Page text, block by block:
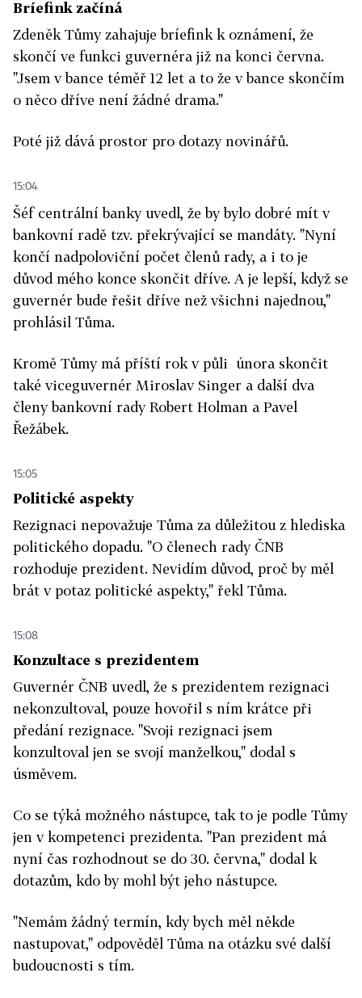
Bríefink začíná
Zdeněk Tůmy zahajuje bríefink k oznámení, že
skončí ve funkci guvernéra již na konci června.
"Jsem v bance téměř 12 let a to že v bance skončím
o něco dříve není žádné drama."
Poté již dává prostor pro dotazy novinářů.
15:04
Šéf centrální banky uvedl, že by bylo dobré mít v
bankovní radě tzv. překrývající se mandáty. "Nyní
končí nadpoloviční počet členů rady, a i to je
důvod mého konce skončit dříve. A je lepší, když se
guvernér bude řešit dříve než všichni najednou,"
prohlásil Tůma.
Kromě Tůmy má příští rok v půli února skončit
také viceguvernér Miroslav Singer a další dva
členy bankovní rady Robert Holman a Pavel
Řežábek.
15:05
Politické aspekty
Rezignaci nepovažuje Tůma za důležitou z hlediska
politického dopadu. "O členech rady ČNB
rozhoduje prezident. Nevidím důvod, proč by měl
brát v potaz politické aspekty," řekl Tůma.
15:08
Konzultace s prezidentem
Guvernér ČNB uvedl, že s prezidentem rezignaci
nekonzultoval, pouze hovořil s ním krátce při
předání rezignace. "Svoji rezignaci jsem
konzultoval jen se svojí manželkou," dodal s
úsměvem.
Co se týká možného nástupce, tak to je podle Tůmy
jen v kompetenci prezidenta. "Pan prezident má
nyní čas rozhodnout se do 30. června," dodal k
dotazům, kdo by mohl být jeho nástupce.
"Nemám žádný termín, kdy bych měl někde
nastupovat," odpověděl Tůma na otázku své další
budoucnosti s tím.